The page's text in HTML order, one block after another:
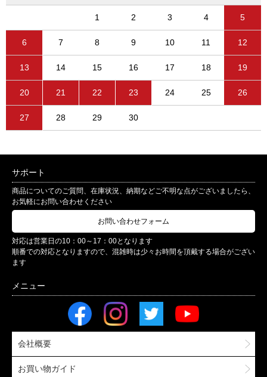
1 2 3 4 5
6 7 8 9 10 11 12
13 14 15 16 17 18 19
20 21 22 23 24 25 26
27 28 29 30
サポート
商品についてのご質問、在庫状況、納期などご不明な点がございましたら、
お気軽にお問い合わせください
お問い合わせフォーム
対応は営業日の10：00～17：00となります
順番での対応となりますので、混雑時は少々お時間を頂戴する場合がござい
ます
会社概要
お買い物ガイド